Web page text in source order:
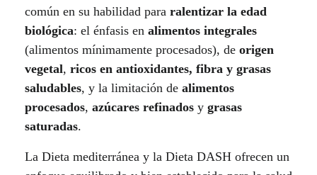
común en su habilidad para ralentizar la edad
biológica: el énfasis en alimentos integrales
(alimentos mínimamente procesados), de origen
vegetal, ricos en antioxidantes, fibra y grasas
saludables, y la limitación de alimentos
procesados, azúcares refinados y grasas
saturadas.
La Dieta mediterránea y la Dieta DASH ofrecen un